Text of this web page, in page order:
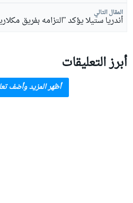
المقال التالي
أندريا ستيلا يؤكد "التزامه بفريق
أبرز التعليقات
أظهر المزيد وأضف